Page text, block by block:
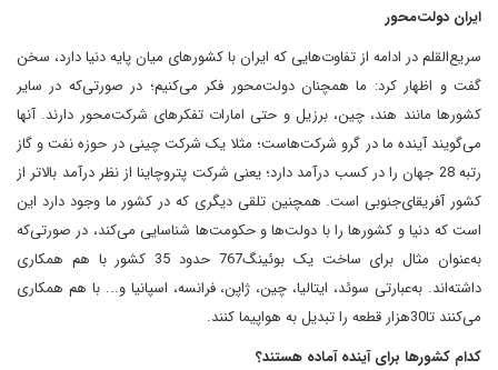
ایران دولت‌محور
سریع‌القلم در ادامه از تفاوت‌هایی که ایران با کشورهای میان پایه دنیا دارد، سخن
گفت و اظهار کرد: ما همچنان دولت‌محور فکر می‌کنیم؛ در صورتی‌که در سایر
کشورها مانند هند، چین، برزیل و حتی امارات تفکرهای شرکت‌محور دارند. آنها
می‌گویند آینده ما در گرو شرکت‌هاست؛ مثلا یک شرکت چینی در حوزه نفت و گاز
رتبه 28 جهان را در کسب درآمد دارد؛ یعنی شرکت پتروچاینا از نظر درآمد بالاتر از
کشور آفریقای‌جنوبی است. همچنین تلقی دیگری که در کشور ما وجود دارد این
است که دنیا و کشورها را با دولت‌ها و حکومت‌ها شناسایی می‌کند، در صورتی‌که
به‌عنوان مثال برای ساخت یک بوئینگ767 حدود 35 کشور با هم همکاری
داشته‌اند. به‌عبارتی سوئد، ایتالیا، چین، ژاپن، فرانسه، اسپانیا و... با هم همکاری
می‌کنند تا30‌هزار قطعه را تبدیل به هواپیما کنند.
کدام کشورها برای آینده آماده هستند؟